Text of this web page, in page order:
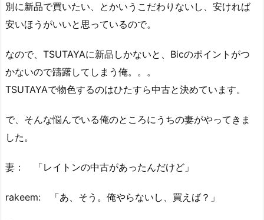
別に新品で買いたい、とかいうこだわりないし、安ければ
安いほうがいいと思っているので。
なので、TSUTAYAに新品しかないと、Bicのポイントがつ
かないので躊躇してしまう俺。。。
TSUTAYAで物色するのはひたすら中古と決めています。
で、そんな悩んでいる俺のところにうちの妻がやってきま
した。
妻： 「レイトンの中古があったんだけど」
rakeem: 「あ、そう。俺やらないし、買えば？」